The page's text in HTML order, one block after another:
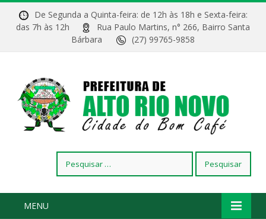
De Segunda a Quinta-feira: de 12h às 18h e Sexta-feira:
das 7h às 12h
Rua Paulo Martins, n° 266, Bairro Santa
Bárbara
(27) 99765-9858
por:
MENU